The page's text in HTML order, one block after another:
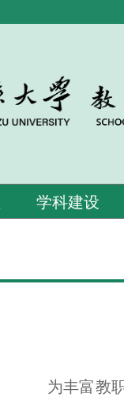
学科建设
为丰富教